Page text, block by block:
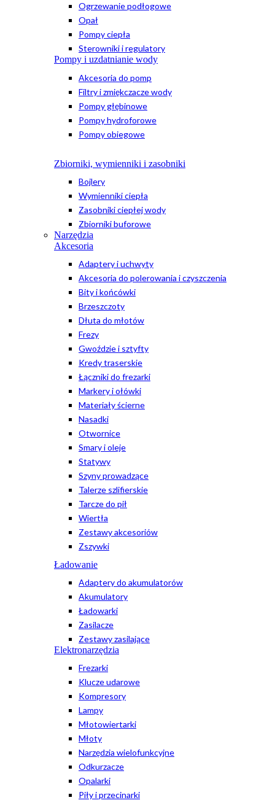
Ogrzewanie podłogowe
Opał
Pompy ciepła
Sterowniki i regulatory
Pompy i uzdatnianie wody
Akcesoria do pomp
Filtry i zmiękczacze wody
Pompy głębinowe
Pompy hydroforowe
Pompy obiegowe
Zbiorniki, wymienniki i zasobniki
Bojlery
Wymienniki ciepła
Zasobniki ciepłej wody
Zbiorniki buforowe
Narzędzia
Akcesoria
Adaptery i uchwyty
Akcesoria do polerowania i czyszczenia
Bity i końcówki
Brzeszczoty
Dłuta do młotów
Frezy
Gwoździe i sztyfty
Kredy traserskie
Łączniki do frezarki
Markery i ołówki
Materiały ścierne
Nasadki
Otwornice
Smary i oleje
Statywy
Szyny prowadzące
Talerze szlifierskie
Tarcze do pił
Wiertła
Zestawy akcesoriów
Zszywki
Ładowanie
Adaptery do akumulatorów
Akumulatory
Ładowarki
Zasilacze
Zestawy zasilające
Elektronarzędzia
Frezarki
Klucze udarowe
Kompresory
Lampy
Młotowiertarki
Młoty
Narzędzia wielofunkcyjne
Odkurzacze
Opalarki
Piły i przecinarki